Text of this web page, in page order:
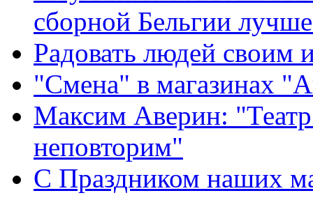
сборной Бельгии
Радовать людей своим
"Смена" в магазинах
Максим Аверин:
неповторим"
С Праздником наших